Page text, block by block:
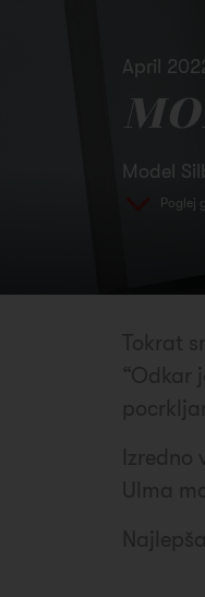
April
Model
Poglej